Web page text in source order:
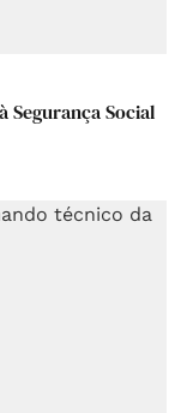
Segurança Social